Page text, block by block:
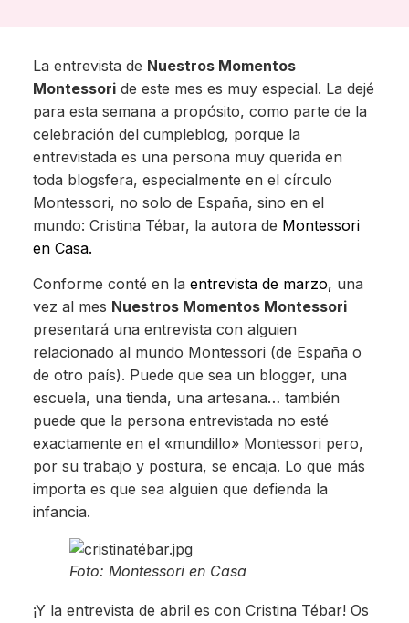
La entrevista de Nuestros Momentos
Montessoride este mes es muy especial. La dejé
para esta semana a propósito, como parte de la
celebración del cumpleblog, porque la
entrevistada es una persona muy querida en
toda blogsfera, especialmente en el círculo
Montessori, no solo de España, sino en el
mundo: Cristina Tébar, la autora de Montessori
en Casa.
Conforme conté en la entrevista de marzo, una
vez al mes Nuestros Momentos Montessori
presentará una entrevista con alguien
relacionado al mundo Montessori (de España o
de otro país). Puede que sea un blogger, una
escuela, una tienda, una artesana… también
puede que la persona entrevistada no esté
exactamente en el «mundillo» Montessori pero,
por su trabajo y postura, se encaja. Lo que más
importa es que sea alguien que defienda la
infancia.
Foto: Montessori en Casa
¡Y la entrevista de abril es con Cristina Tébar! Os